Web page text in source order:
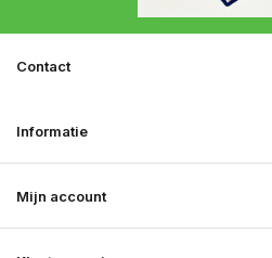
Mijn account
Informatie
Contact